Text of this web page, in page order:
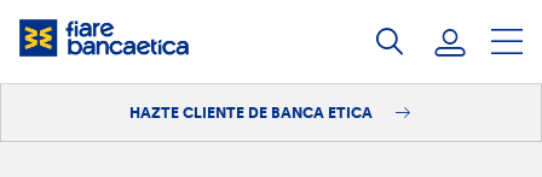
Saltar
HAZTE CLIENTE DE BANCA ETICA